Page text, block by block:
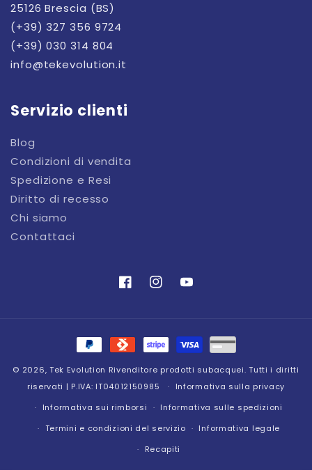
25126 Brescia (BS)
(+39) 327 356 9724
(+39) 030 314 804
info@tekevolution.it
Servizio clienti
Blog
Condizioni di vendita
Spedizione e Resi
Diritto di recesso
Chi siamo
Contattaci
FacebookInstagramYouTube
Metodi
di
pagamento
© 2026, Tek Evolution Rivenditore prodotti subacquei. Tutti i diritti
riservati | P.IVA: IT04012150985
Informativa sulla privacy
Informativa sui rimborsi
Informativa sulle spedizioni
Termini e condizioni del servizio
Informativa legale
Recapiti